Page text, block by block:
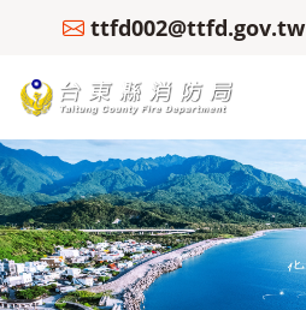
ttfd002@ttfd.gov.tw